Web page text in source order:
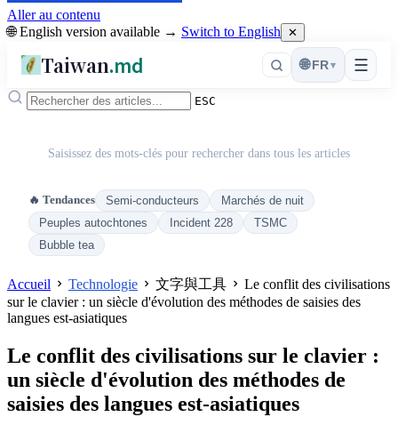
Aller au contenu
🌐 English version available → Switch to English ✕
Taiwan.md ☰
🌐 FR ▾
ESC
Saisissez des mots-clés pour rechercher dans tous les articles
🔥 Tendances Semi-conducteurs
Marchés de nuit
Peuples autochtones
Incident 228
TSMC
Bubble tea
Accueil Technologie 文字與工具
Le conflit des civilisations
sur le clavier : un siècle d'évolution des méthodes de saisies des
langues est-asiatiques
Le conflit des civilisations sur le clavier :
un siècle d'évolution des méthodes de
saisies des langues est-asiatiques